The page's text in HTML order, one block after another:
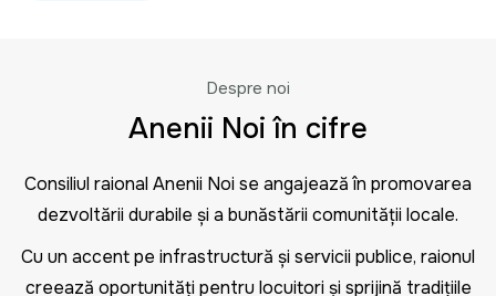
Despre noi
Anenii Noi în cifre
Consiliul raional Anenii Noi se angajează în promovarea
dezvoltării durabile și a bunăstării comunității locale.
Cu un accent pe infrastructură și servicii publice, raionul
creează oportunități pentru locuitori și sprijină tradițiile